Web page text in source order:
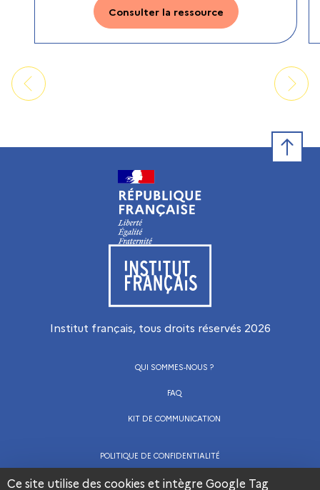
Consulter la ressource
Visiter le site de l’Institut français
Institut français, tous droits réservés 2026
QUI SOMMES-NOUS ?
FAQ
KIT DE COMMUNICATION
POLITIQUE DE CONFIDENTIALITÉ
CGU
Ce site utilise des cookies et intègre Google Tag